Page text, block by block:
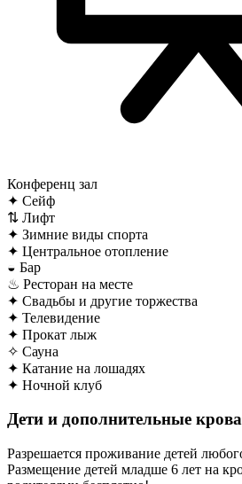
Конференц зал
✦ Сейф
⇅ Лифт
✦ Зимние виды спорта
✦ Центральное отопление
◒ Бар
♨ Ресторан на месте
✦ Свадьбы и другие торжества
✦ Телевидение
✦ Прокат лыж
✧ Сауна
✦ Катание на лошадях
✦ Ночной клуб
Дети и дополнительные
Разрешается проживание детей
Размещение детей младше 6 лет на